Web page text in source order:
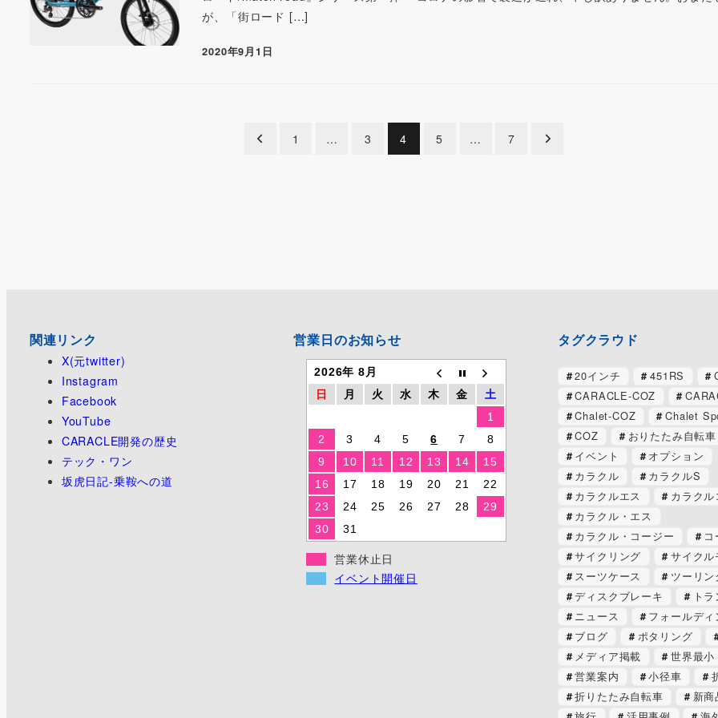
が、「街ロード […]
2020年9月1日
送
り
1 … 3 4 5 … 7
関連リンク
X(元twitter)
Instagram
Facebook
YouTube
CARACLE開発の歴史
テック・ワン
坂虎日記-乗鞍への道
営業日のお知らせ
2026年 8月
日
月 火 水 木 金
土
1
2
3 4 5 6 7
8
9
10 11 12 13 14
15
16
17 18 19 20 21
22
23
24 25 26 27 28
29
30
31
営業休止日
イベント開催日
タグクラウド
20インチ 451RS
CARACLE-COZ
Chalet-COZ
Chalet
COZ
おりたたみ自転車
イベント
オプション
カラクル
カラクルS
カラクルエス
カラク
カラクル・エス
カラクル・コージー
サイクリング
サイクル
スーツケース
ツーリン
ディスクブレーキ
ト
ニュース
フォールディ
ブログ
ポタリング
メディア掲載
世界最小
営業案内
小径車
折りたたみ自転車
新商